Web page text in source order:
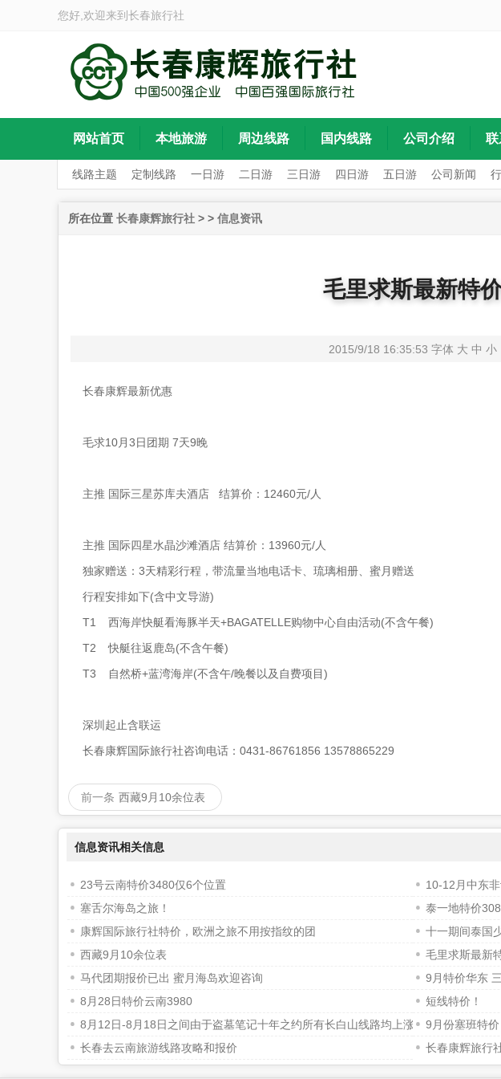
您好,欢迎来到 长春旅行社
网站首页 本地旅游 周边线路 国内线路 公司介绍 联
线路主题 定制线路 一日游 二日游 三日游 四日游 五日游 公司新闻
所在位置 长春康辉旅行社 > > 信息资讯
毛里求斯最新特
2015/9/18 16:35:53 字体 大 中 小
长春康辉最新优惠
毛求10月3日团期 7天9晚
主推 国际三星苏库夫酒店 结算价：12460元/人
主推 国际四星水晶沙滩酒店 结算价：13960元/人
独家赠送：3天精彩行程，带流量当地电话卡、琉璃相册、蜜月赠送
行程安排如下(含中文导游)
T1
西海岸快艇看海豚半天+BAGATELLE购物中心自由活动(不含午餐)
T2
快艇往返鹿岛(不含午餐)
T3
自然桥+蓝湾海岸(不含午/晚餐以及自费项目)
深圳起止含联运
长春康辉国际旅行社咨询电话：0431-86761856 13578865229
前一条 西藏9月10余位表
信息资讯相关信息
23号云南特价3480仅6个位置
10-12月中东
塞舌尔海岛之旅！
泰一地特价
康辉国际旅行社特价，欧洲之旅不用按指纹的团
十一期间泰国
西藏9月10余位表
毛里求斯最新
马代团期报价已出 蜜月海岛欢迎咨询
9月特价华东
8月28日特价云南3980
短线特价！
8月12日-8月18日之间由于盗墓笔记十年之约所有长白山线路均上涨
9月份塞班特价
长春去云南旅游线路攻略和报价
长春康辉旅行